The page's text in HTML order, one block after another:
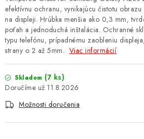
PRÍSLUŠENSTVO K NOTEBOOKOM A
BATÉRIE VARTA
MULTIMÉDIÁ
KAMERY
OSTATNÉ PRÍSLUŠENSTVO
efektívnu ochranu, vynikajúcu čistotu
na displeji. Hrúbka menšia ako 0,3 mm,
poťah a jednoduchá inštalácia. Ochranné
typu telefónu, prípadnému zaobleniu
strany o 2 až 5mm. Viac informácií
Skladom (7 ks)
11.8.2026
Možnosti doručenia